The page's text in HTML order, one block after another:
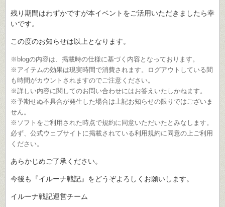
残り期間はわずかですが本イベントをご活用いただきましたら幸
いです。
この度のお知らせは以上となります。
※blogの内容は、掲載時の仕様に基づく内容となっております。
※アイテムの効果は現実時間で消費されます。ログアウトしている間
も時間がカウントされますのでご注意ください。
※詳しい内容に関してのお問い合わせにはお答えいたしかねます。
※予期せぬ不具合が発生した場合は上記お知らせの限りではございま
せん。
※ソフトをご利用された時点で規約に同意いただいたとみなします。
必ず、公式ウェブサイトに掲載されている利用規約に同意の上ご利用
ください。
あらかじめご了承ください。
今後も『イルーナ戦記』をどうぞよろしくお願いします。
イルーナ戦記運営チーム